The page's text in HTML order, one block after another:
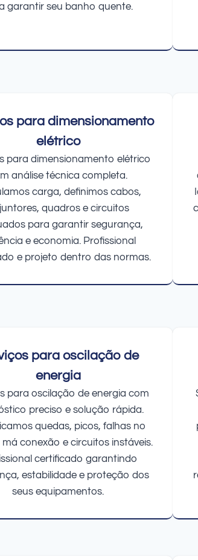
garantir seu banho quente.
para dimensionamento
elétrico
para dimensionamento elétrico
análise técnica completa.
carga, definimos cabos,
quadros e circuitos
para garantir segurança,
e economia. Profissional
e projeto dentro das normas.
para oscilação de
energia
para oscilação de energia com
preciso e solução rápida.
quedas, picos, falhas no
conexão e circuitos instáveis.
certificado garantindo
estabilidade e proteção dos
seus equipamentos.